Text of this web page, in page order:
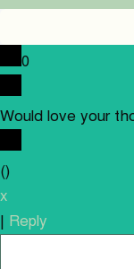
0
Would love your
()
x
| Reply